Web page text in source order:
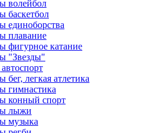
волейбол
баскетбол
единоборства
плавание
фигурное катание
"Звезды"
бег, легкая атлетика
гимнастика
конный спорт
лыжи
музыка